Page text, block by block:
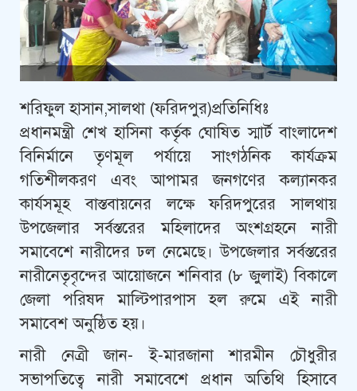
শরিফুল হাসান,সালথা (ফ‌রিদপুর)প্রতি‌নি‌ধিঃ
প্রধানমন্ত্রী শেখ হা‌সিনা কর্তৃক ঘো‌ষিত স্মার্ট বাংলা‌দেশ
বি‌নির্মা‌নে তৃণমূল পর্যা‌য়ে সাংগঠ‌নিক কার্যক্রম
গ‌তিশীলকরণ এবং আপামর জনগ‌ণের কল‌্যানকর
কার্যসমূহ বাস্তবায়‌নের ল‌ক্ষে ফ‌রিদপু‌রের সালথায়
উপ‌জেলার সর্বস্ত‌রের ম‌হিলা‌দের অংশগ্রহ‌নে নারী
সমা‌বে‌শে নারী‌দের ঢল নে‌মে‌ছে। উপ‌জেলার সর্বস্ত‌রের
নারী‌নেতৃবৃ‌ন্দের আ‌য়োজ‌নে শ‌নিবার (৮ জুলাই) বিকা‌লে
জেলা প‌রিষদ মা‌ল্টিপারপাস হল রু‌মে এই নারী
সমা‌বেশ অনু‌ষ্ঠিত হয়।
নারী নেত্রী জান- ই-মারজানা শারমীন চৌধুরীর
সভাপতিত্বে নারী সমা‌বে‌শে প্রধান অতিথি হিসাবে